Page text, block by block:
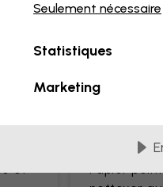
Sans PVC Livrés
et
Papier
Seulement nécessaire
Statistiques
Marketing